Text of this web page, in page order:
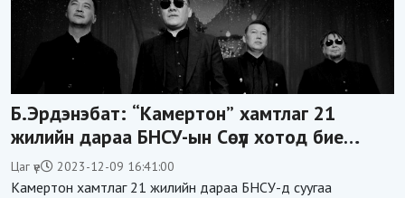
Б.Эрдэнэбат: “Камертон” хамтлаг 21
жилийн дараа БНСУ-ын Сөүл хотод бие
даасан бүрэн хэмжээний тоглолт хийх гэж
байгаа
Цаг үе 2023-12-09 16:41:00
Камертон хамтлаг 21 жилийн дараа БНСУ-д суугаа